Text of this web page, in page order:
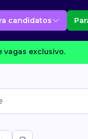
candidatos
vagas exclusivo.